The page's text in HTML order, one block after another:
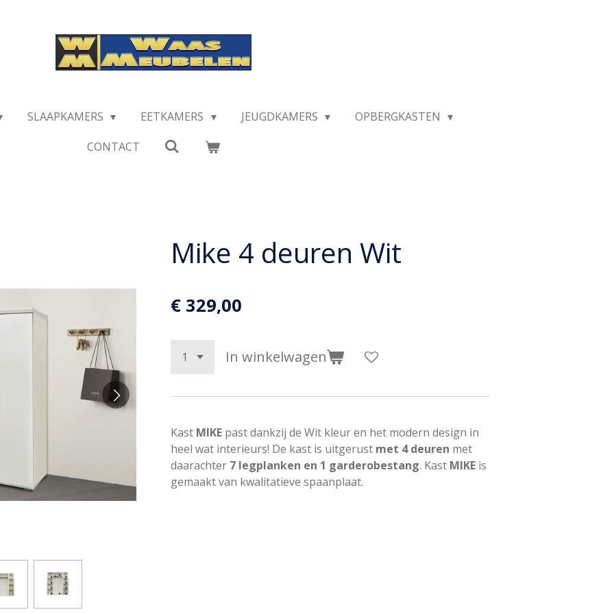
SLAAPKAMERS EETKAMERS JEUGDKAMERS
OPBERGKASTEN
CONTACT
Mike 4 deuren Wit
€ 329,00
In winkelwagen
Kast MIKE past dankzij de Wit kleur en het modern design in
heel wat interieurs! De kast is uitgerust met 4 deuren met
daarachter 7 legplanken en 1 garderobestang. Kast MIKE is
gemaakt van kwalitatieve spaanplaat.